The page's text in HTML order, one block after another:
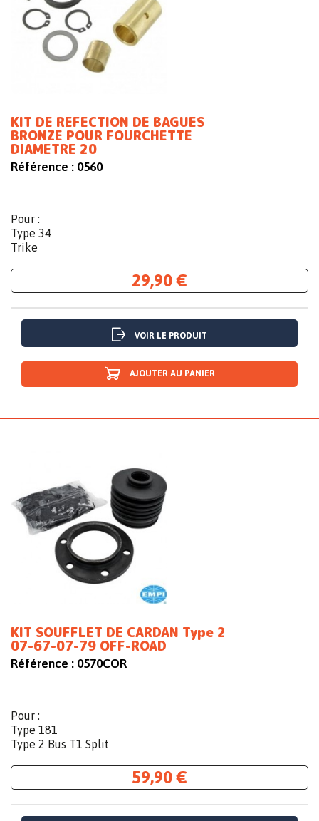
KIT DE REFECTION DE BAGUES
BRONZE POUR FOURCHETTE
DIAMETRE 20
Référence : 0560
Pour :
Type 34
Trike
29,90 €
VOIR LE PRODUIT
AJOUTER AU PANIER
KIT SOUFFLET DE CARDAN Type 2
07-67-07-79 OFF-ROAD
Référence : 0570COR
Pour :
Type 181
Type 2 Bus T1 Split
59,90 €